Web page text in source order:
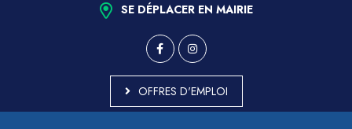
SE DÉPLACER EN MAIRIE
OFFRES D'EMPLOI